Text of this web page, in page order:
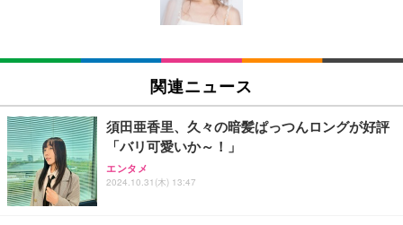
REGZA レグザ テレビ 32V35S (32インチ / フルハイ
【Amazon.co.jp限定】REGZA レグザ テレビ 40V3
5N(A) (40インチ / フルハイビジョン/液晶/Airplay/ネ
ット動画対応)
関連ニュース
須田亜香里、久々の暗髪ぱっつんロングが好評
「バリ可愛いか～！」
エンタメ
2024.10.31(木) 13:47